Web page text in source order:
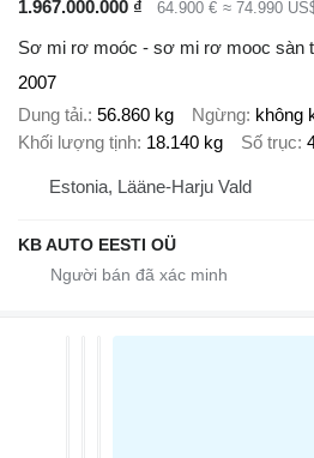
1.967.000.000 ₫ 64.900 € ≈ 74.990
Sơ mi rơ moóc - sơ mi rơ mooc sàn
2007
Dung tải. 56.860 kg Ngừng không
Khối lượng tịnh 18.140 kg Số trục
Estonia, Lääne-Harju Vald
KB AUTO EESTI OÜ